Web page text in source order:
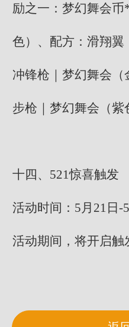
励之一：梦幻舞会币
色）、配方：滑翔
冲锋枪｜梦幻舞会
步枪｜梦幻舞会（紫
十四、521惊喜触发
活动时间：5月21日-
活动期间，将开启触